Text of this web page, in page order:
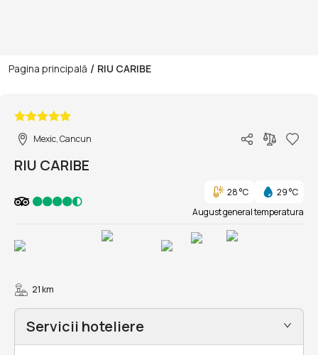
Pagina principală / RIU CARIBE
Mexic, Cancun
RIU CARIBE
28 °C
29 °C
August general temperatura
21 km
Servicii hoteliere